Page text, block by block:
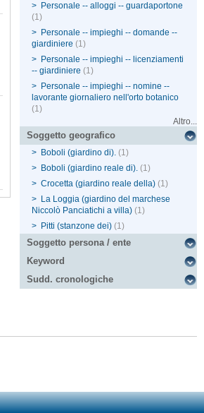
> Personale -- alloggi -- guardaportone
(1)
> Personale -- impieghi -- domande --
giardiniere (1)
> Personale -- impieghi -- licenziamenti
-- giardiniere (1)
> Personale -- impieghi -- nomine --
lavorante giornaliero nell'orto botanico
(1)
Altro...
Soggetto geografico
> Boboli (giardino di). (1)
> Boboli (giardino reale di). (1)
> Crocetta (giardino reale della) (1)
> La Loggia (giardino del marchese
Niccolò Panciatichi a villa) (1)
> Pitti (stanzone dei) (1)
Soggetto persona / ente
Keyword
Sudd. cronologiche